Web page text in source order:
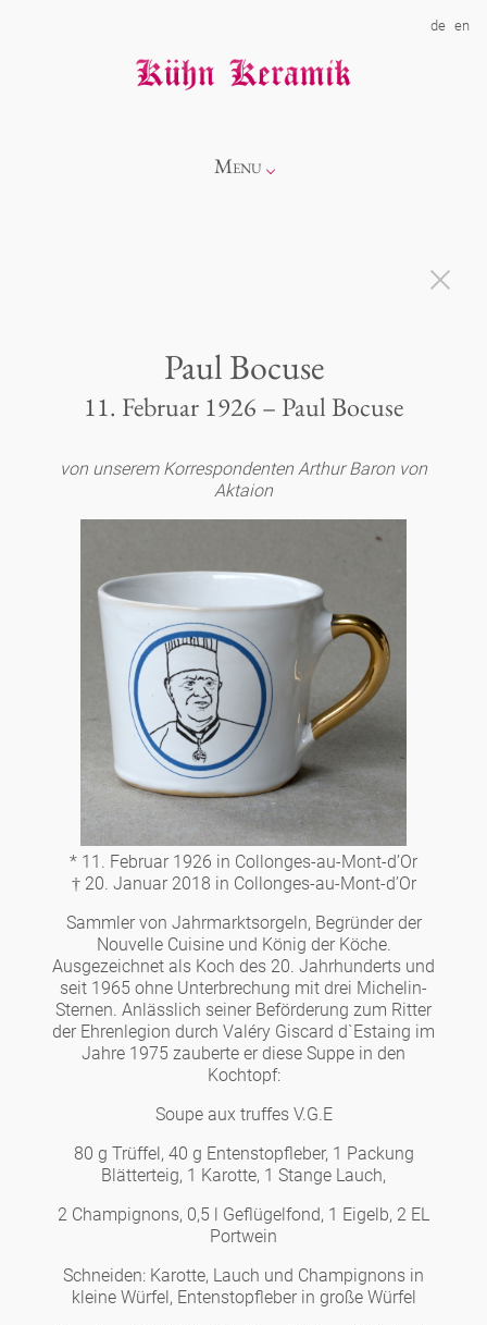
de en
Menu
Neuheiten
Tassen 'Glam' weiß
Tassen - weiß
Tassen 'Glam'
Tassen 'de Luxe'
Becher
Becher 'de Luxe'
Schalen
Milchkännchen
Porzellan
Ozean
Panthéon
Persönlichkeiten
Schriftsteller
Schauspieler
Künstler
Mode
Königlich
Humor
klassische Musiker
zeitgenössische Musiker
Kleine Kaffeetasse 'Glam'
Espressotassen 'Glam'
Ovale Teller - bunt
Lange Teller - bunt
Lange Teller - weiß
Tiefe Teller - bunt
Tiefe Teller 'de Luxe'
Runde Teller - bunt
Runde Teller - weiß
Runde Teller 'de Luxe'
Tiefe Teller - weiß
Ovale Teller 'de Luxe'
Berlin
Tassen
Teller
zum Servieren
Aschenbecher
Noël
Slumberland
Kuchenteller
amuse gueule
Etagere
Teekanne
Karlos
Dosen
Kerzenständer
Vasen 'de Luxe'
Vasen
Fressnapf
Babylon
Weiß
Goldener Käfig
Korb 'de Luxe'
Hors d'Œvre
Praktisch
Hände und Füße
Bad
Schnickschnack
Präsentation
Räucherstäbchenhalter
Unpraktisch
Dies & Das
Buchstaben
Himmel
Figuren
Schachspiel Alice
Porzellanfiguren
Alices Schachspiel 'de Luxe'
Berliner Duft
Einzelstücke
Showroom
Händler
Paul Bocuse
11. Februar 1926 – Paul Bocuse
von unserem Korrespondenten Arthur Baron von
Aktaion
* 11. Februar 1926 in Collonges-au-Mont-d’Or
† 20. Januar 2018 in Collonges-au-Mont-d’Or
Sammler von Jahrmarktsorgeln, Begründer der
Nouvelle Cuisine und König der Köche.
Ausgezeichnet als Koch des 20. Jahrhunderts und
seit 1965 ohne Unterbrechung mit drei Michelin-
Sternen. Anlässlich seiner Beförderung zum Ritter
der Ehrenlegion durch Valéry Giscard d`Estaing im
Jahre 1975 zauberte er diese Suppe in den
Kochtopf:
Soupe aux truffes V.G.E
80 g Trüffel, 40 g Entenstopfleber, 1 Packung
Blätterteig, 1 Karotte, 1 Stange Lauch,
2 Champignons, 0,5 l Geflügelfond, 1 Eigelb, 2 EL
Portwein
Schneiden: Karotte, Lauch und Champignons in
kleine Würfel, Entenstopfleber in große Würfel